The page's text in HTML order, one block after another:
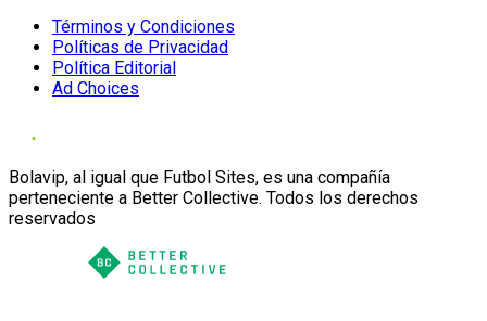
Términos y Condiciones
Políticas de Privacidad
Política Editorial
Ad Choices
Bolavip, al igual que Futbol Sites, es una compañía
perteneciente a Better Collective. Todos los derechos
reservados